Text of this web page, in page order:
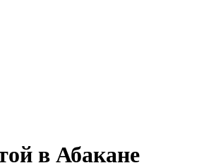
в Абакане